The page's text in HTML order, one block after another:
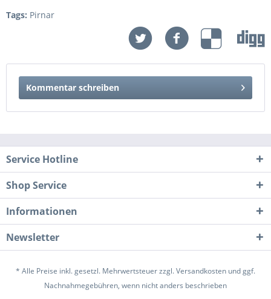
Tags: Pirnar
Kommentar schreiben
Service Hotline
Shop Service
Informationen
Newsletter
* Alle Preise inkl. gesetzl. Mehrwertsteuer zzgl.Versandkosten und ggf.
Nachnahmegebühren, wenn nicht anders beschrieben